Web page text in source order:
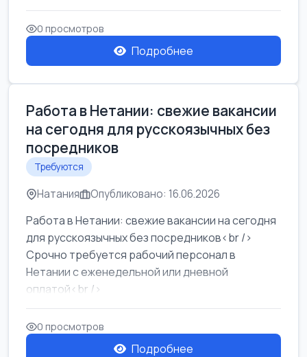
женщин от хозя...
0 просмотров
Подробнее
Работа в Нетании: свежие вакансии
на сегодня для русскоязычных без
посредников
Требуются
Натания Опубликовано: 16.06.2026
Работа в Нетании: свежие вакансии на сегодня
для русскоязычных без посредников<br />
Срочно требуется рабочий персонал в
Нетании с еженедельной или дневной
оплатой<br />
Свежие вакансии в Нетании дл...
0 просмотров
Подробнее